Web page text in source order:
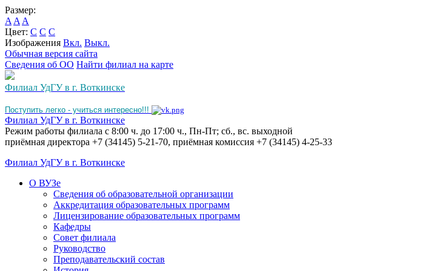
Размер:
A A A
Цвет: C C C
Изображения Вкл. Выкл.
Обычная версия сайта
Сведения об ОО Найти филиал на карте
Филиал УдГУ в г. Воткинске
Поступить легко - учиться интересно!!!
Филиал УдГУ в г. Воткинске
Режим работы филиала с 8:00 ч. до 17:00 ч., Пн-Пт; сб., вс. выходной
приёмная директора +7 (34145) 5-21-70, приёмная комиссия +7 (34145) 4-25-33
Филиал УдГУ в г. Воткинске
О ВУЗе
Сведения об образовательной организации
Аккредитация образовательных программ
Лицензирование образовательных программ
Кафедры
Совет филиала
Руководство
Преподавательский состав